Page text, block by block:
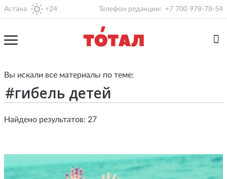
Астана +24 Телефон редакции: +7 700 978-78-54
Вы искали все материалы по теме:
Найдено результатов: 27